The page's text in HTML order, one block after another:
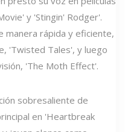
y 'Stingin' Rodger'.
manera rápida y eficiente,
'Twisted Tales', y luego
'The Moth Effect'.
sobresaliente de
en 'Heartbreak